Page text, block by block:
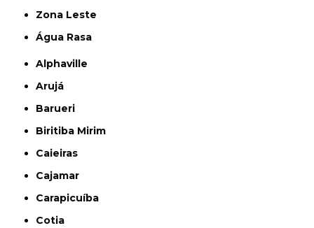
Zona Leste
Água Rasa
Alphaville
Arujá
Barueri
Biritiba Mirim
Caieiras
Cajamar
Carapicuíba
Cotia